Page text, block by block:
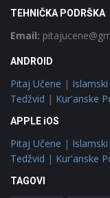
TEHNIČKA PODRŠKA
Email:
ANDROID
Pitaj Učene |
Tedžvid | Kur'anske
APPLE iOS
Pitaj Učene |
Tedžvid | Kur'anske
TAGOVI